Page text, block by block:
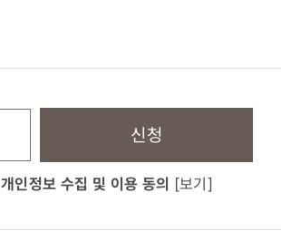
신청
개인정보 수집 및 이용 동의 [보기]